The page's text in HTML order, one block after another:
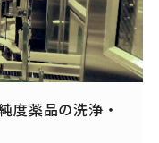
度薬品の洗浄・